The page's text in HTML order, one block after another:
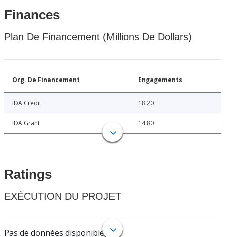
Finances
Plan De Financement (Millions De Dollars)
Org. De Financement Engagements
IDA Credit 18.20
IDA Grant 14.80
Ratings
EXÉCUTION DU PROJET
Pas de données disponibles.